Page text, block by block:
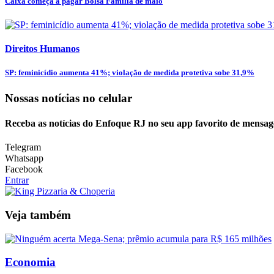
Direitos Humanos
SP: feminicídio aumenta 41%; violação de medida protetiva sobe 31,9%
Nossas notícias no celular
Receba as notícias do Enfoque RJ no seu app favorito de
Telegram
Whatsapp
Facebook
Entrar
Veja também
Economia